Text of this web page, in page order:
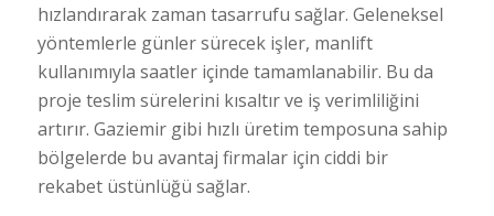
hızlandırarak zaman tasarrufu sağlar. Geleneksel
yöntemlerle günler sürecek işler, manlift
kullanımıyla saatler içinde tamamlanabilir. Bu da
proje teslim sürelerini kısaltır ve iş verimliliğini
artırır. Gaziemir gibi hızlı üretim temposuna sahip
bölgelerde bu avantaj firmalar için ciddi bir
rekabet üstünlüğü sağlar.